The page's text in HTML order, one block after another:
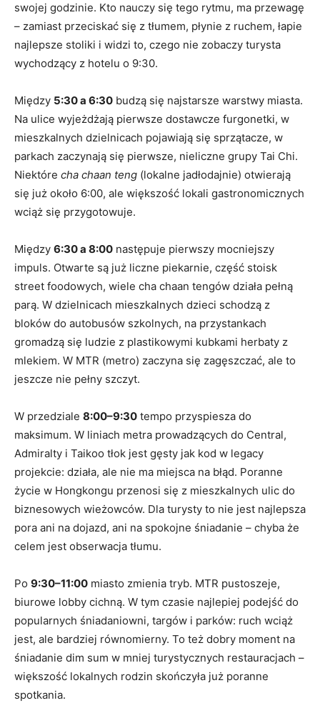
swojej godzinie. Kto nauczy się tego rytmu, ma przewagę
– zamiast przeciskać się z tłumem, płynie z ruchem, łapie
najlepsze stoliki i widzi to, czego nie zobaczy turysta
wychodzący z hotelu o 9:30.
Między 5:30 a 6:30 budzą się najstarsze warstwy miasta.
Na ulice wyjeżdżają pierwsze dostawcze furgonetki, w
mieszkalnych dzielnicach pojawiają się sprzątacze, w
parkach zaczynają się pierwsze, nieliczne grupy Tai Chi.
Niektóre cha chaan teng (lokalne jadłodajnie) otwierają
się już około 6:00, ale większość lokali gastronomicznych
wciąż się przygotowuje.
Między 6:30 a 8:00 następuje pierwszy mocniejszy
impuls. Otwarte są już liczne piekarnie, część stoisk
street foodowych, wiele cha chaan tengów działa pełną
parą. W dzielnicach mieszkalnych dzieci schodzą z
bloków do autobusów szkolnych, na przystankach
gromadzą się ludzie z plastikowymi kubkami herbaty z
mlekiem. W MTR (metro) zaczyna się zagęszczać, ale to
jeszcze nie pełny szczyt.
W przedziale 8:00–9:30 tempo przyspiesza do
maksimum. W liniach metra prowadzących do Central,
Admiralty i Taikoo tłok jest gęsty jak kod w legacy
projekcie: działa, ale nie ma miejsca na błąd. Poranne
życie w Hongkongu przenosi się z mieszkalnych ulic do
biznesowych wieżowców. Dla turysty to nie jest najlepsza
pora ani na dojazd, ani na spokojne śniadanie – chyba że
celem jest obserwacja tłumu.
Po 9:30–11:00 miasto zmienia tryb. MTR pustoszeje,
biurowe lobby cichną. W tym czasie najlepiej podejść do
popularnych śniadaniowni, targów i parków: ruch wciąż
jest, ale bardziej równomierny. To też dobry moment na
śniadanie dim sum w mniej turystycznych restauracjach –
większość lokalnych rodzin skończyła już poranne
spotkania.